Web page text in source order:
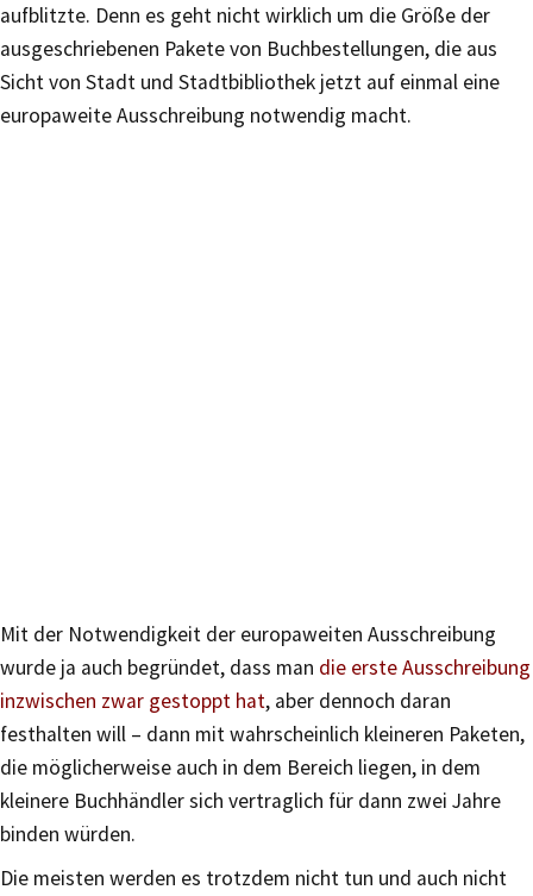
aufblitzte. Denn es geht nicht wirklich um die Größe der
ausgeschriebenen Pakete von Buchbestellungen, die aus
Sicht von Stadt und Stadtbibliothek jetzt auf einmal eine
europaweite Ausschreibung notwendig macht.
Mit der Notwendigkeit der europaweiten Ausschreibung
wurde ja auch begründet, dass man die erste Ausschreibung
inzwischen zwar gestoppt hat, aber dennoch daran
festhalten will – dann mit wahrscheinlich kleineren Paketen,
die möglicherweise auch in dem Bereich liegen, in dem
kleinere Buchhändler sich vertraglich für dann zwei Jahre
binden würden.
Die meisten werden es trotzdem nicht tun und auch nicht